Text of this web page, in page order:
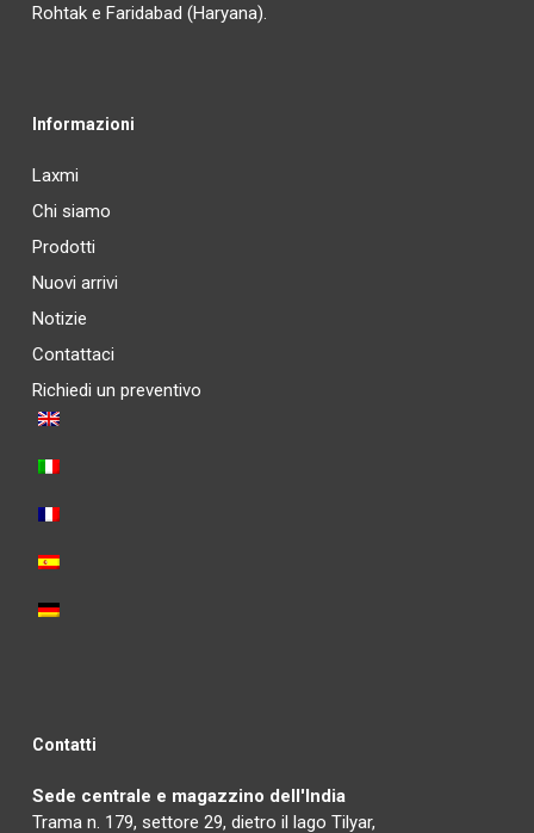
Rohtak e Faridabad (Haryana).
Informazioni
Laxmi
Chi siamo
Prodotti
Nuovi arrivi
Notizie
Contattaci
Richiedi un preventivo
Contatti
Sede centrale e magazzino dell'India
Trama n. 179, settore 29, dietro il lago Tilyar,